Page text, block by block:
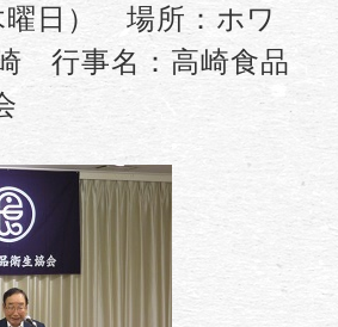
曜日） 場所：ホワ
行事名：高崎食品